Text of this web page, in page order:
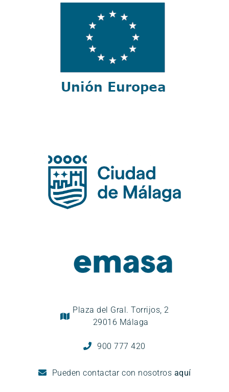
Plaza del Gral. Torrijos, 2
29016 Málaga
900 777 420
Pueden contactar con nosotros aquí